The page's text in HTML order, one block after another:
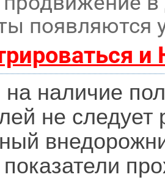
появляются
наличие
не следует